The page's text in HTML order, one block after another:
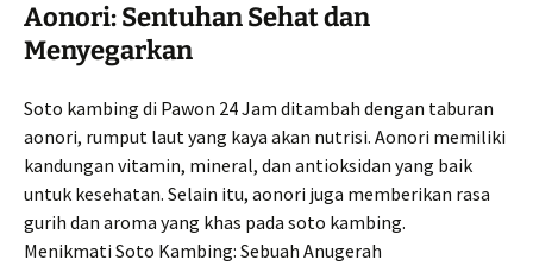
Aonori: Sentuhan Sehat dan
Menyegarkan
Soto kambing di Pawon 24 Jam ditambah dengan taburan
aonori, rumput laut yang kaya akan nutrisi. Aonori memiliki
kandungan vitamin, mineral, dan antioksidan yang baik
untuk kesehatan. Selain itu, aonori juga memberikan rasa
gurih dan aroma yang khas pada soto kambing.
Menikmati Soto Kambing: Sebuah Anugerah